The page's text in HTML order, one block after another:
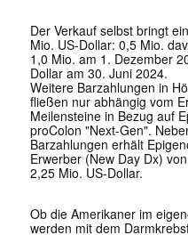
Der Verkauf selbst bringt
Mio. US-Dollar: 0,5 Mio.
1,0 Mio. am 1. Dezember
Dollar am 30. Juni 2024.
Weitere Barzahlungen in
fließen nur abhängig vom
Meilensteine in Bezug auf
proColon "Next-Gen".
Barzahlungen erhält
Erwerber (New Day Dx)
2,25 Mio. US-Dollar.
Ob die Amerikaner im
werden mit dem